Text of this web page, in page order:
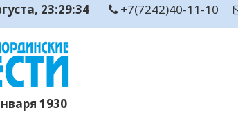
, 23:29:35 +7(7242)40-11-10
1930